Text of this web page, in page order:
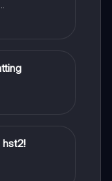
en monopolie
hst2!